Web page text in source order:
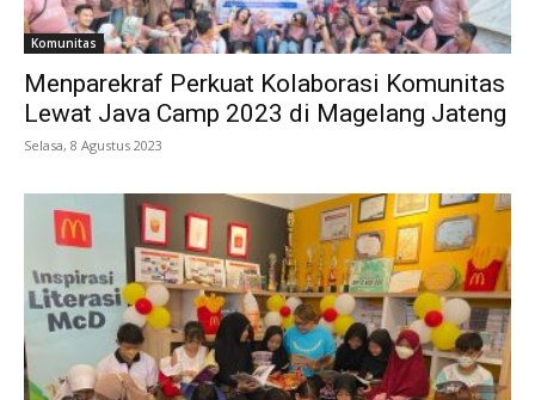
Komunitas
Menparekraf Perkuat Kolaborasi Komunitas
Lewat Java Camp 2023 di Magelang Jateng
Selasa, 8 Agustus 2023